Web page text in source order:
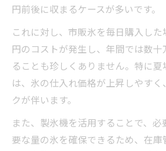
円前後に収まるケースが多いです。
これに対し、市販氷を毎日購入した
円のコストが発生し、年間では数
ることも珍しくありません。特に
は、氷の仕入れ価格が上昇しやす
クが伴います。
また、製氷機を活用することで、
要な量の氷を確保できるため、在